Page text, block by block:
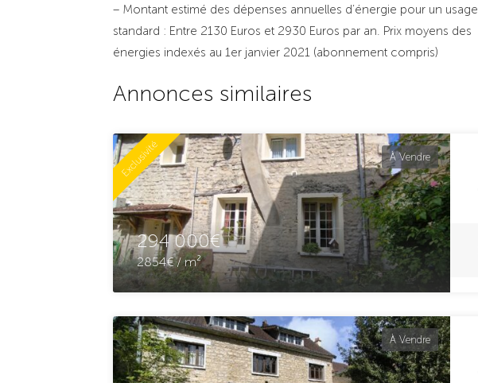
– Montant estimé des dépenses annuelles d’énergie pour un usage
standard : Entre 2130 Euros et 2930 Euros par an. Prix moyens des
énergies indexés au 1er janvier 2021 (abonnement compris)
Annonces similaires
Exclusivité À Vendre
294 000€
2854€ / m²
À Vendre